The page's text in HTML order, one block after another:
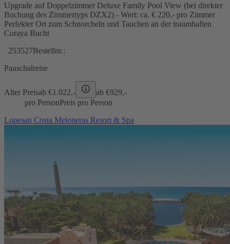
Upgrade auf Doppelzimmer Deluxe Family Pool View (bei direkter
Buchung des Zimmertyps DZX2) - Wert: ca. € 220,- pro Zimmer
Perfekter Ort zum Schnorcheln und Tauchen an der traumhaften
Coraya Bucht
253527Bestellnr.:
Pauschalreise
Alter Preisab €1.022,- ab €929,-
pro PersonPreis pro Person
Lopesan Costa Meloneras Resort & Spa